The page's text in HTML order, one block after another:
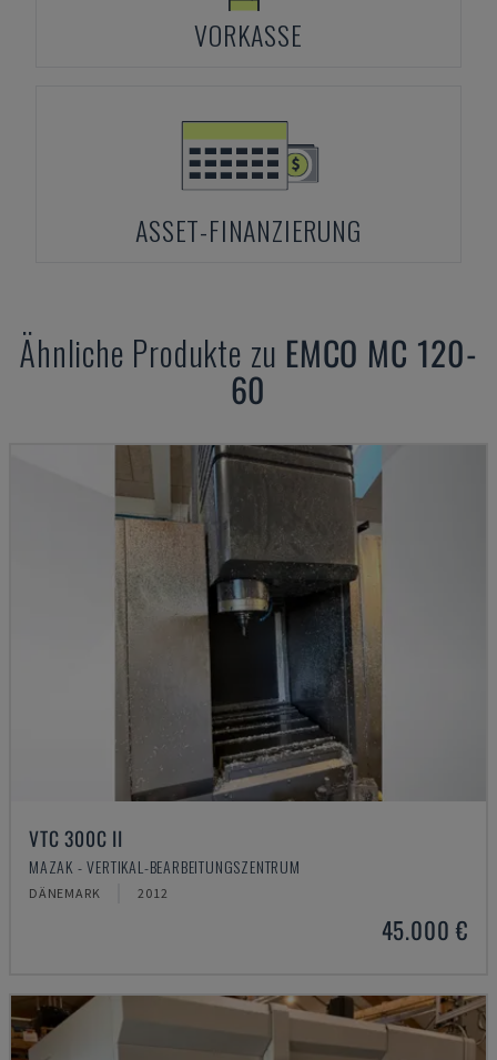
VORKASSE
ASSET-FINANZIERUNG
Ähnliche Produkte zu EMCO MC 120-
60
VTC 300C II
MAZAK - VERTIKAL-BEARBEITUNGSZENTRUM
DÄNEMARK 2012
45.000 €